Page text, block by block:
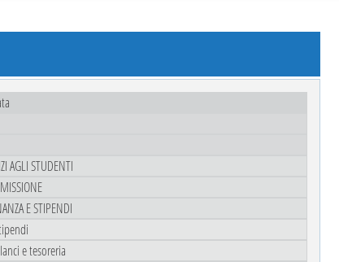
AGLI STUDENTI
E STIPENDI
e tesoreria